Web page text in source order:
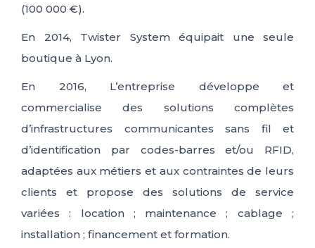
(100 000 €).
En 2014, Twister System équipait une seule
boutique à Lyon.
En 2016, L’entreprise développe et
commercialise des solutions complètes
d’infrastructures communicantes sans fil et
d’identification par codes-barres et/ou RFID,
adaptées aux métiers et aux contraintes de leurs
clients et propose des solutions de service
variées : location ; maintenance ; cablage ;
installation ; financement et formation.